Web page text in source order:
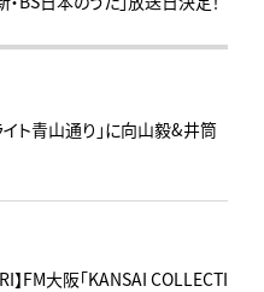
イト青山通り」に向山毅&井筒
】FM大阪「KANSAI COLLECTI